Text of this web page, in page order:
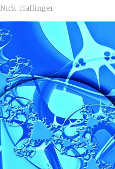
Nick_Haflinger